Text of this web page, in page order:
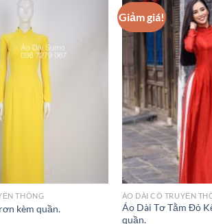
THỐNG
kèm quần.
Giảm giá!
ÁO DÀI CỔ TRUYỀN
Áo Dài Tơ Tằm Đỏ
quần.